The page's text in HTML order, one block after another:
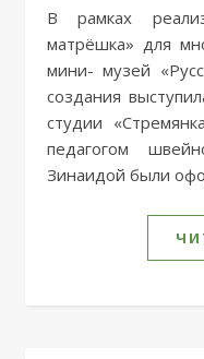
В рамках реализации проекта «Приокская
матрёшка» для
мини- музей
создания
студии
педагогом
Зинаидой были